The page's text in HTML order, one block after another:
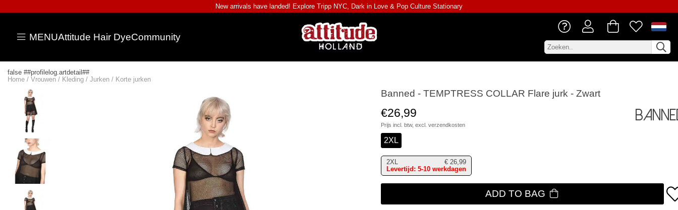
New arrivals have landed! Explore Tripp NYC, Dark in Love & Pop Culture Stationary
MENUAttitude Hair DyeCommunity
false ##profilelog.artdetail##
Home / Vrouwen / Kleding / Jurken / Korte jurken
Banned - TEMPTRESS COLLAR Flare jurk - Zwart
€26,99
Prijs incl. btw, excl. verzendkosten
2XL
2XL € 26,99
Levertijd: 5-10 werkdagen
ADD TO BAG